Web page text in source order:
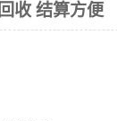
收 结算方便